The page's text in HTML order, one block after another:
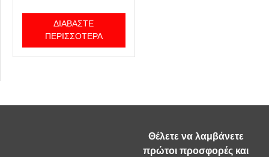
ΔΙΑΒΆΣΤΕ
ΠΕΡΙΣΣΌΤΕΡΑ
Θέλετε να λαμβάνετε
πρώτοι προσφορές και